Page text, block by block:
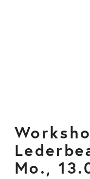
Mo.,